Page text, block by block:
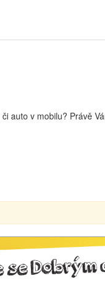
auto v mobilu? Právě